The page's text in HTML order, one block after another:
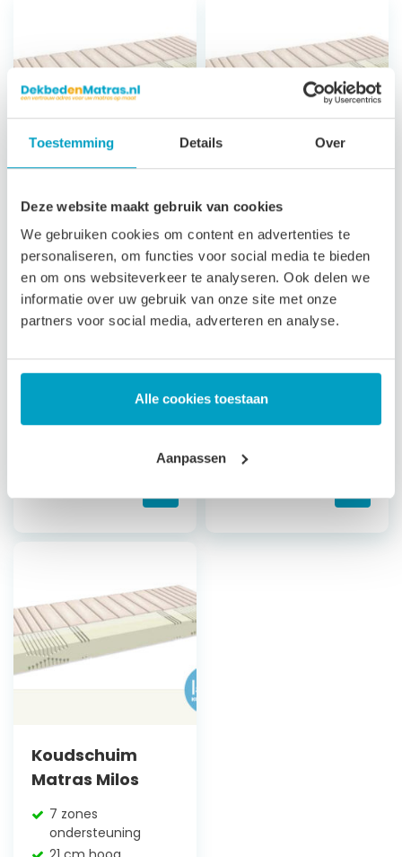
Toestemming Details Over
Deze website maakt gebruik van cookies
We gebruiken cookies om content en advertenties te
personaliseren, om functies voor social media te bieden
en om ons websiteverkeer te analyseren. Ook delen we
informatie over uw gebruik van onze site met onze
partners voor social media, adverteren en analyse.
Alle cookies toestaan
Aanpassen
Koudschuim
Matras Andros
Climat
7 zones
ondersteuning
23 cm hoog
wasbare tijk
3 jaar garantie
Koudschuim
Matras Andros
Classic
7 zones
ondersteuning
23 cm hoog
wasbare tijk
3 jaar garantie
Koudschuim
Matras Milos
7 zones
ondersteuning